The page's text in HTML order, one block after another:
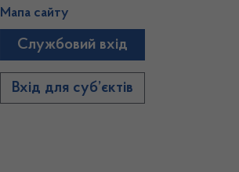
Мапа сайту
Службовий вхід
Вхід для суб’єктів